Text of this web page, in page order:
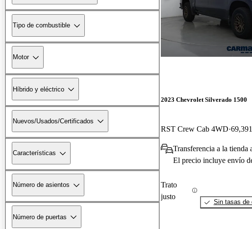
Tipo de combustible
Motor
Híbrido y eléctrico
Nuevos/Usados/Certificados
Características
Número de asientos
Número de puertas
2023 Chevrolet Silverado 1500
RST Crew Cab 4WD
Transferencia a la tienda
El precio incluye envío
Trato
justo
Sin tasas de